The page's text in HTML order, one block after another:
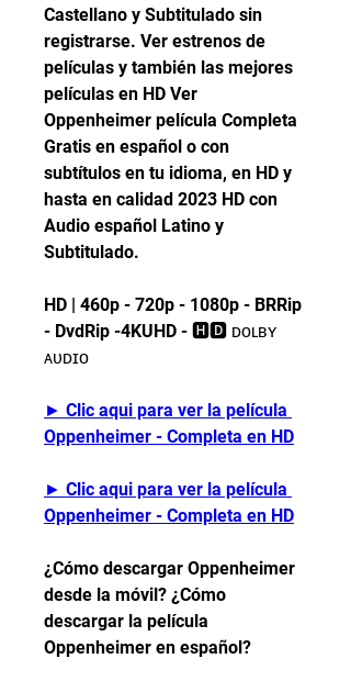
Castellano y Subtitulado sin
registrarse. Ver estrenos de
películas y también las mejores
películas en HD Ver
Oppenheimer película Completa
Gratis en español o con
subtítulos en tu idioma, en HD y
hasta en calidad 2023 HD con
Audio español Latino y
Subtitulado.
HD | 460p - 720p - 1080p - BRRip
- DvdRip -4KUHD - 🅷🅳 ᴅᴏʟʙʏ
ᴀᴜᴅɪᴏ
► Clic aqui para ver la película
Oppenheimer - Completa en HD
► Clic aqui para ver la película
Oppenheimer - Completa en HD
¿Cómo descargar Oppenheimer
desde la móvil? ¿Cómo
descargar la película
Oppenheimer en español?